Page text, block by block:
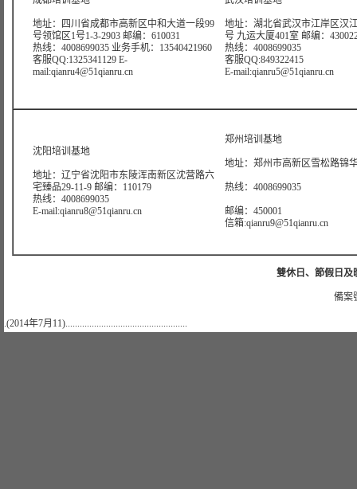
地址：四川省成都市高新区中和大道一段99
号领馆区1号1-3-2903 邮编：610031
热线：4008699035 业务手机：13540421960
客服QQ:1325341129 E-
mail:qianru4@51qianru.cn
地址：湖北省武汉市江岸区汉
号 九运大厦401室 邮编：
热线：4008699035
客服QQ:849322415
E-mail:qianru5@51qianru.cn
沈阳培训基地
地址：辽宁省沈阳市东陵浑南新区沈营路六
宅臻品29-11-9 邮编：110179
热线：4008699035
E-mail:qianru8@51qianru.cn
郑州培训基地
地址：郑州市高新区雪松路锦
热线：4008699035
邮编：450001
信箱:qianru9@51qianru.cn
雙休日、節假日及
備案
.(2014年7月11)...................................................